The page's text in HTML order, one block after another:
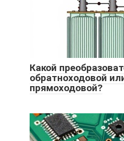
Какой
обратноходовой
прямоходовой?